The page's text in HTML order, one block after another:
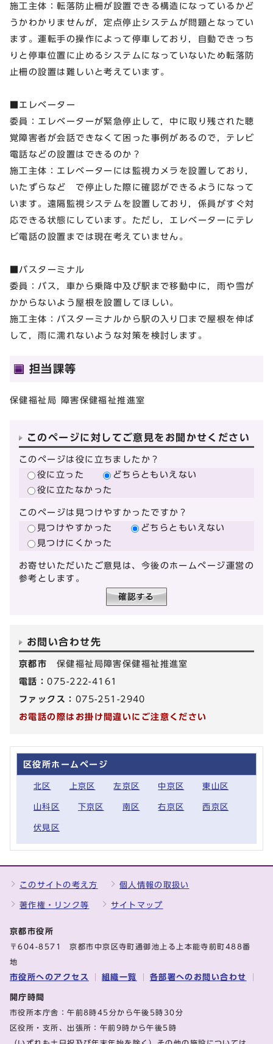
施工主体：転落防止柵が設置できる構造になっているかど
うかわかりませんが，定点停止システムが問題となってい
ます。運転手の操作によって停車しており，自動できっち
りと停車位置に止めるシステムになっていないため転落防
止柵の設置は難しいと考えています。
■エレベーター
委員：エレベーターが緊急停止して，中に取り残された聴
覚障害者が会話できなくて困った事例があるので，テレビ
電話などの設置はできるのか？
施工主体：エレベーターには監視カメラを設置しており，
いたずらなど で停止した際に確認ができるようになって
います。遠隔監視システムを設置しており，係員がすぐ対
応できる状態にしています。ただし，エレベーターにテレ
ビ電話の設置までは現在考えていません。
■バスターミナル
委員：バス，車から乗降中及び駅まで移動中に，雨や雪が
かからないよう屋根を設置してほしい。
施工主体：バスターミナルから駅の入り口まで屋根を伸ば
して，雨に濡れないような対策を検討します。
担当課等
保健福祉局 障害保健福祉推進室
このページに対してご意見をお聞かせください
このページは役に立ちましたか？
役に立った
どちらともいえない
役に立たなかった
このページは見つけやすかったですか？
見つけやすかった
どちらともいえない
見つけにくかった
お寄せいただいたご意見は、今後のホームページ運営の
参考とします。
お問い合わせ先
京都市 保健福祉局障害保健福祉推進室
電話：075-222-4161
ファックス： 075-251-2940
お電話の際はお掛け間違いにご注意ください
区役所ホームページ
北区 上京区 左京区 中京区 東山区
山科区 下京区 南区 右京区 西京区
伏見区
このサイトの考え方 個人情報の取扱い
著作権・リンク等 サイトマップ
京都市役所
〒604-8571 京都市中京区寺町通御池上る上本能寺前町488番
地
市役所へのアクセス 組織一覧 各部署へのお問い合わせ
開庁時間
市役所本庁舎：午前8時45分から午後5時30分
区役所・支所、出張所：午前9時から午後5時